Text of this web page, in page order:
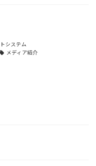
システム
メディア紹介